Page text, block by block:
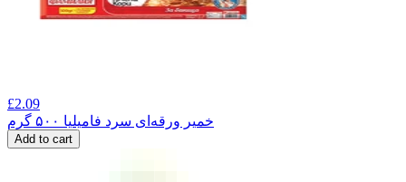
£2.09
خمیر ورقه‌ای سرد فامیلیا ۵۰۰ گرم
Add to cart